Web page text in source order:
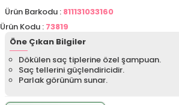
Ürün Barkodu : 811131033160
Ürün Kodu : 73819
Öne Çıkan Bilgiler
Dökülen saç tiplerine özel şampuan.
Saç tellerini güçlendiricidir.
Parlak görünüm sunar.